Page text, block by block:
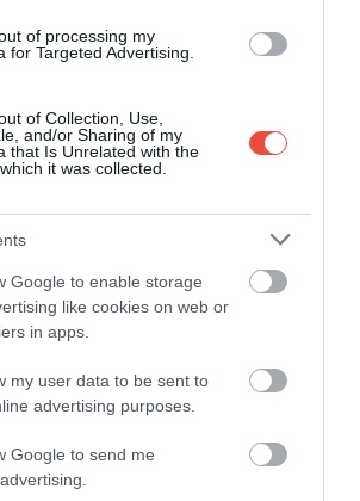
of processing my
for Targeted Advertising.
of Collection, Use,
and/or Sharing of my
that Is Unrelated with the
it was collected.
Google to enable storage
like cookies on web or
in apps.
my user data to be sent to
advertising purposes.
Google to send me
Trenuri de mare viteză care